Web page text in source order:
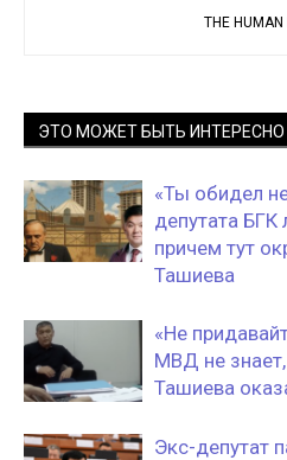
THE HUMAN
ЭТО МОЖЕТ БЫТЬ ИНТЕРЕСНО
«Ты обидел
депутата
причем тут
Ташиева
«Не
МВД не
Ташиева
Экс-депутат